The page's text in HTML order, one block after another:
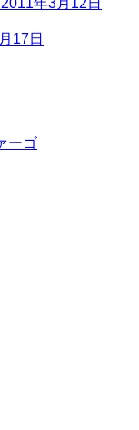
2011年3月12日
17日
ーゴ